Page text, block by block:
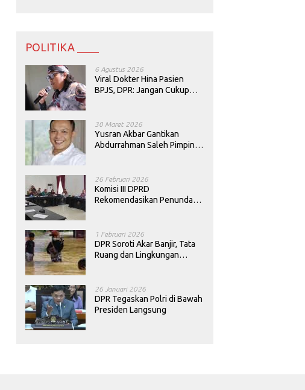
POLITIKA ____
6 Agustus 2026
Viral Dokter Hina Pasien
BPJS, DPR: Jangan Cukup
30 Maret 2026
Yusran Akbar Gantikan
Abdurrahman Saleh Pimpin
26 Februari 2026
Komisi III DPRD
Rekomendasikan Penundaan
1 Februari 2026
DPR Soroti Akar Banjir, Tata
Ruang dan Lingkungan
26 Januari 2026
DPR Tegaskan Polri di Bawah
Presiden Langsung